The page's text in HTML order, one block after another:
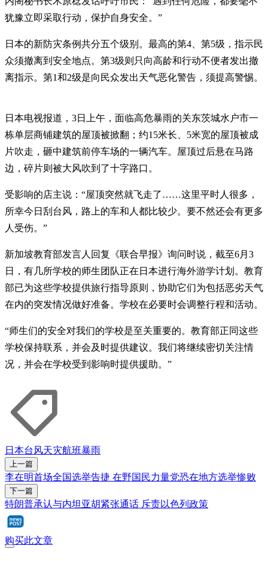
犹豫立即采取行动，保护自身安全。”
日本的新防灾条例共分五个级别。最高的第4、第5级，指示民
众须撤离到安全地点。第3级则只向高龄和行动不便者发出撤
离指示。第1和2级是向民众发出天气恶化警告，须提高警惕。
日本电视报道，3日上午，面临高危暴雨的关东茨城水户市一
栋单层商铺建筑的屋顶被掀翻；约15米长、5米宽的屋顶被成
片吹走，砸中建筑前停车场的一辆汽车。屋顶过后悬在马路
边，碎片则被大风吹到了十字路口。
受影响的店主说：“屋顶突然就飞走了……这里平时人很多，
所幸今日刮台风，路上的车和人都比较少。要不然还会有更多
人受伤。”
新加坡教育部发言人回复《联合早报》询问时说，截至6月3
日，有几所学校的师生团队正在日本进行海外游学计划。教育
部已为这些学校提供旅行指导原则，协助它们为包括恶劣天气
在内的突发情况做好准备。学校在必要时会调整行程和活动。
“师生们的安全对我们的学校是至关重要的。教育部正同这些
学校保持联系，并会及时提供建议。我们将继续密切关注情
况，并会在学校受到影响时提供援助。”
日本台风天灾航班暴雨
上一篇
李在明首场全国选举告捷 在野国民力量党恐在地方选举惨败
下一篇
特朗普承认与内坦亚胡紧张通话 斥责以色列政策
购买此文章